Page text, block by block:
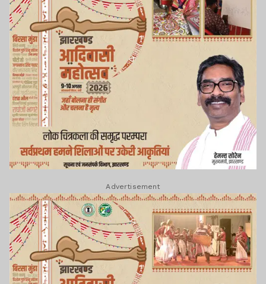
Advertisement